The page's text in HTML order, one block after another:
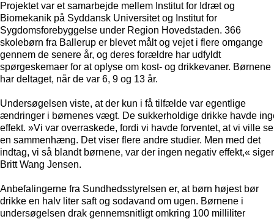
Projektet var et samarbejde mellem Institut for Idræt og
Biomekanik på Syddansk Universitet og Institut for
Sygdomsforebyggelse under Region Hovedstaden. 366
skolebørn fra Ballerup er blevet målt og vejet i flere omgange
gennem de senere år, og deres forældre har udfyldt
spørgeskemaer for at oplyse om kost- og drikkevaner. Børnene
har deltaget, når de var 6, 9 og 13 år.
Undersøgelsen viste, at der kun i få tilfælde var egentlige
ændringer i børnenes vægt. De sukkerholdige drikke havde
effekt. »Vi var overraskede, fordi vi havde forventet, at vi ville se
en sammenhæng. Det viser flere andre studier. Men med det
indtag, vi så blandt børnene, var der ingen negativ effekt,« siger
Britt Wang Jensen.
Anbefalingerne fra Sundhedsstyrelsen er, at børn højest bør
drikke en halv liter saft og sodavand om ugen. Børnene i
undersøgelsen drak gennemsnitligt omkring 100 milliliter